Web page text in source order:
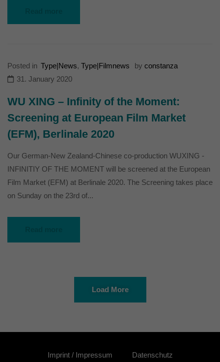
Posted in Type|News, Type|Filmnews by constanza
31. January 2020
WU XING – Infinity of the Moment:
Screening at European Film Market
(EFM), Berlinale 2020
Our German-New Zealand-Chinese co-production WUXING -
INFINITIY OF THE MOMENT will be screened at the European
Film Market (EFM) at Berlinale 2020. The Screening takes place
on Sunday on the 23rd of...
Load More
Imprint / Impressum Datenschutz